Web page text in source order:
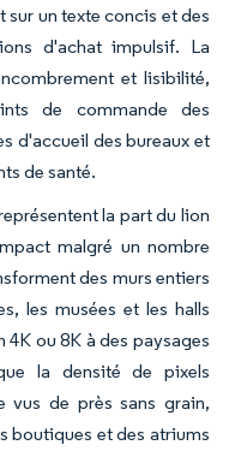
sur un texte concis et des
d'achat impulsif. La
et lisibilité,
de commande des
d'accueil des bureaux et
de santé.
la part du lion
malgré un nombre
des murs entiers
les musées et les halls
ou 8K à des paysages
la densité de pixels
vus de près sans grain,
boutiques et des atriums